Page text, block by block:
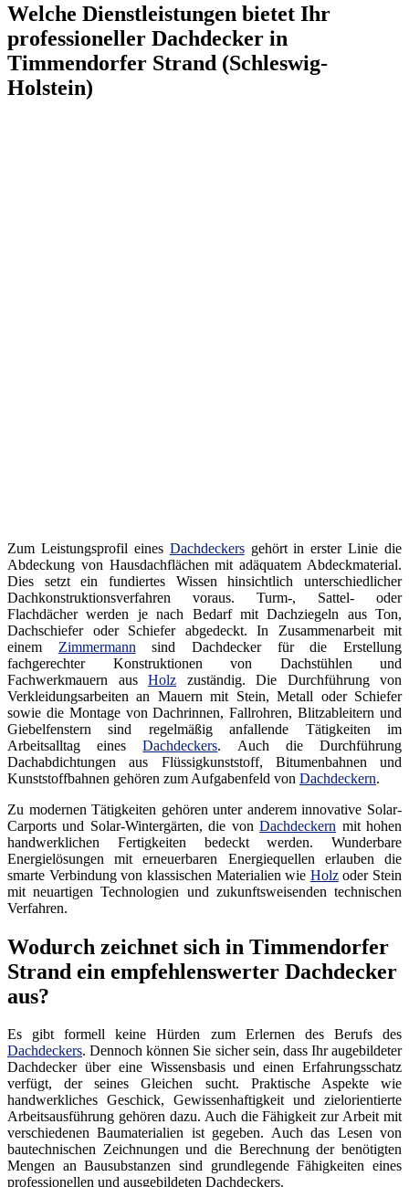
Welche Dienstleistungen bietet Ihr
professioneller Dachdecker in
Timmendorfer Strand (Schleswig-
Holstein)
Zum Leistungsprofil eines Dachdeckersgehört in erster Linie die
Abdeckung von Hausdachflächen mit adäquatem Abdeckmaterial.
Dies setzt ein fundiertes Wissen hinsichtlich unterschiedlicher
Dachkonstruktionsverfahren voraus. Turm-, Sattel- oder
Flachdächer werden je nach Bedarf mit Dachziegeln aus Ton,
Dachschiefer oder Schiefer abgedeckt. In Zusammenarbeit mit
einem Zimmermann sind Dachdecker für die Erstellung
fachgerechter Konstruktionen von Dachstühlen und
Fachwerkmauern aus Holz zuständig. Die Durchführung von
Verkleidungsarbeiten an Mauern mit Stein, Metall oder Schiefer
sowie die Montage von Dachrinnen, Fallrohren, Blitzableitern und
Giebelfenstern sind regelmäßig anfallende Tätigkeiten im
Arbeitsalltag einesDachdeckers. Auch die Durchführung
Dachabdichtungen aus Flüssigkunststoff, Bitumenbahnen und
Kunststoffbahnen gehören zum Aufgabenfeld von Dachdeckern.
Zu modernen Tätigkeiten gehören unter anderem innovative Solar-
Carports und Solar-Wintergärten, die vonDachdeckern mit hohen
handwerklichen Fertigkeiten bedeckt werden. Wunderbare
Energielösungen mit erneuerbaren Energiequellen erlauben die
smarte Verbindung von klassischen Materialien wie Holzoder Stein
mit neuartigen Technologien und zukunftsweisenden technischen
Verfahren.
Wodurch zeichnet sich in Timmendorfer
Strand ein empfehlenswerter Dachdecker
aus?
Es gibt formell keine Hürden zum Erlernen des Berufs des
Dachdeckers. Dennoch können Sie sicher sein, dass Ihr augebildeter
Dachdecker über eine Wissensbasis und einen Erfahrungsschatz
verfügt, der seines Gleichen sucht. Praktische Aspekte wie
handwerkliches Geschick, Gewissenhaftigkeit und zielorientierte
Arbeitsausführung gehören dazu. Auch die Fähigkeit zur Arbeit mit
verschiedenen Baumaterialien ist gegeben. Auch das Lesen von
bautechnischen Zeichnungen und die Berechnung der benötigten
Mengen an Bausubstanzen sind grundlegende Fähigkeiten eines
professionellen und ausgebildeten Dachdeckers.